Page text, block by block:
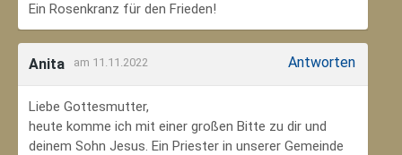
Ein Rosenkranz für den Frieden!
Anita am 11.11.2022 Antworten
Liebe Gottesmutter,
heute komme ich mit einer großen Bitte zu dir und
deinem Sohn Jesus. Ein Priester in unserer Gemeinde